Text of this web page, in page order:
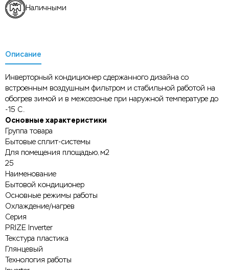
Наличными
Описание
Инверторный кондиционер сдержанного дизайна со
встроенным воздушным фильтром и стабильной работой на
обогрев зимой и в межсезонье при наружной температуре до
-15 С.
Основные характеристики
Группа товара
Бытовые сплит-системы
Для помещения площадью, м2
25
Наименование
Бытовой кондиционер
Основные режимы работы
Охлаждение/нагрев
Серия
PRIZE Inverter
Текстура пластика
Глянцевый
Технология работы